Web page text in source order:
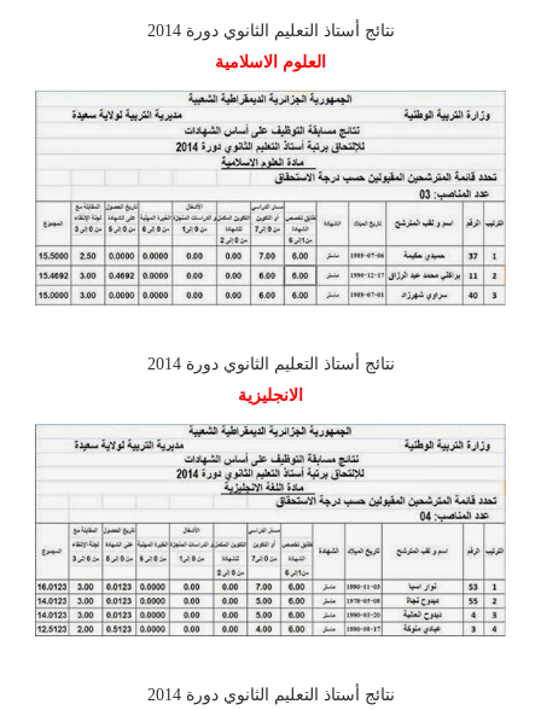
نتائج أستاذ التعليم الثانوي دورة 2014
العلوم الاسلامية
نتائج أستاذ التعليم الثانوي دورة 2014
الانجليزية
نتائج أستاذ التعليم الثانوي دورة 2014